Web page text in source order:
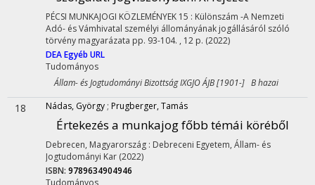
PÉCSI MUNKAJOGI KÖZLEMÉNYEK 15 : Különszám -A Nemzeti
Adó- és Vámhivatal személyi állományának jogállásáról szóló
törvény magyarázata pp. 93-104. , 12 p. (2022)
DEAEgyéb URL
Tudományos
Állam- és Jogtudományi Bizottság IXGJO ÁJB [1901-] B hazai
18 Nádas, György ; Prugberger, Tamás
Értekezés a munkajog főbb témái köréből
Debrecen, Magyarország : Debreceni Egyetem, Állam- és
Jogtudományi Kar (2022)
ISBN: 9789634904946
Tudományos